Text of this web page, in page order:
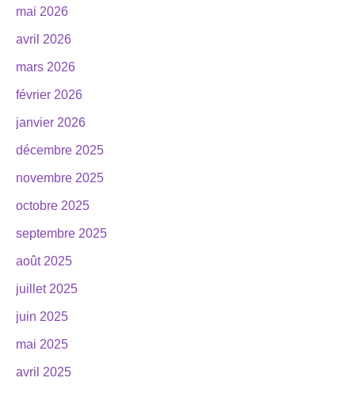
mai 2026
avril 2026
mars 2026
février 2026
janvier 2026
décembre 2025
novembre 2025
octobre 2025
septembre 2025
août 2025
juillet 2025
juin 2025
mai 2025
avril 2025